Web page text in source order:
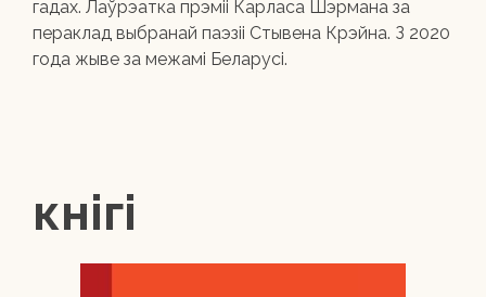
гадах. Лаўрэатка прэміі Карласа Шэрмана за
пераклад выбранай паэзіі Стывена Крэйна. З 2020
года жыве за межамі Беларусі.
кнігі